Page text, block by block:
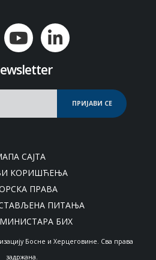
ПРИЈАВИ СЕ
САЈТА
КОРИШЋЕЊА
ПРАВА
ПИТАЊА
МИНИСТАРА БИХ
Босне и Херцеговине. Сва права
задржана.